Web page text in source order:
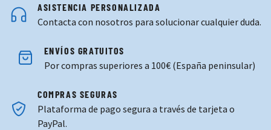
ASISTENCIA PERSONALIZADA
Contacta con nosotros para solucionar cualquier duda.
ENVÍOS GRATUITOS
Por compras superiores a 100€ (España peninsular)
COMPRAS SEGURAS
Plataforma de pago segura a través de tarjeta o
PayPal.